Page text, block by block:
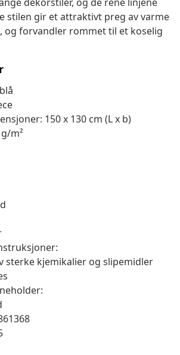
stilen gir et attraktivt preg av varme
og forvandler rommet til et koselig
150 x 130 cm (L x b)
m²
sterke kjemikalier og slipemidler